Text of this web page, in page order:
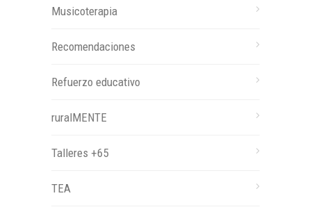
Musicoterapia
Recomendaciones
Refuerzo educativo
ruralMENTE
Talleres +65
TEA